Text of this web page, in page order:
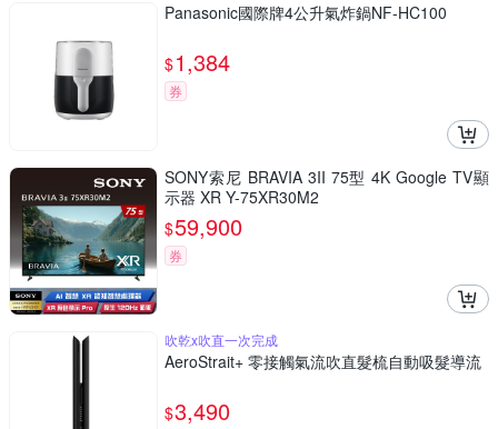
Panasonic國際牌4公升氣炸鍋NF-HC100
$1,384
券
SONY索尼 BRAVIA 3II 75型 4K Google TV顯
示器 XR Y-75XR30M2
$59,900
券
吹乾x吹直一次完成
AeroStrait+ 零接觸氣流吹直髮梳自動吸髮導流
$3,490